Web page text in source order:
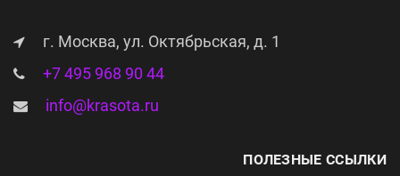
г. Москва, ул. Октябрьская, д. 1
+7 495 968 90 44
info@krasota.ru
ПОЛЕЗНЫЕ ССЫЛКИ